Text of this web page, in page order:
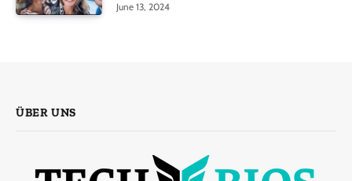
June 13, 2024
ÜBER UNS